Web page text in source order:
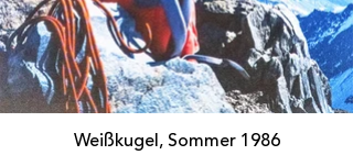
Weißkugel, Sommer 1986